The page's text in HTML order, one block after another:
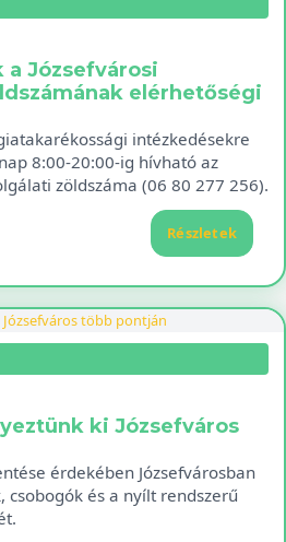
a Józsefvárosi
elérhetőségi
intézkedésekre
8:00-20:00-ig hívható az
zöldszáma (06 80 277 256).
Részletek
ki Józsefváros
érdekében Józsefvárosban
és a nyílt rendszerű